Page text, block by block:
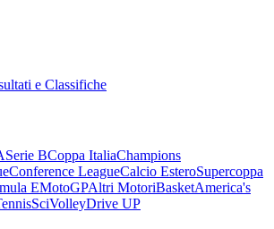
e Classifiche
Serie BCoppa ItaliaChampions
Conference LeagueCalcio EsteroSupercoppa
EMotoGPAltri MotoriBasketAmerica's
SciVolleyDrive UP